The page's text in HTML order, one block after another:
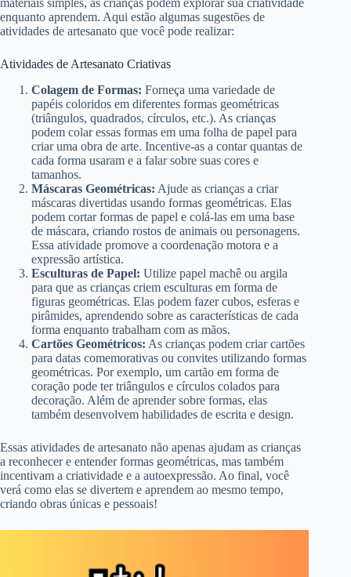
materiais simples, as crianças podem explorar sua criatividade
enquanto aprendem. Aqui estão algumas sugestões de
atividades de artesanato que você pode realizar:
Atividades de Artesanato Criativas
Colagem de Formas: Forneça uma variedade de
papéis coloridos em diferentes formas geométricas
(triângulos, quadrados, círculos, etc.). As crianças
podem colar essas formas em uma folha de papel para
criar uma obra de arte. Incentive-as a contar quantas de
cada forma usaram e a falar sobre suas cores e
tamanhos.
Máscaras Geométricas: Ajude as crianças a criar
máscaras divertidas usando formas geométricas. Elas
podem cortar formas de papel e colá-las em uma base
de máscara, criando rostos de animais ou personagens.
Essa atividade promove a coordenação motora e a
expressão artística.
Esculturas de Papel: Utilize papel machê ou argila
para que as crianças criem esculturas em forma de
figuras geométricas. Elas podem fazer cubos, esferas e
pirâmides, aprendendo sobre as características de cada
forma enquanto trabalham com as mãos.
Cartões Geométricos: As crianças podem criar cartões
para datas comemorativas ou convites utilizando formas
geométricas. Por exemplo, um cartão em forma de
coração pode ter triângulos e círculos colados para
decoração. Além de aprender sobre formas, elas
também desenvolvem habilidades de escrita e design.
Essas atividades de artesanato não apenas ajudam as crianças
a reconhecer e entender formas geométricas, mas também
incentivam a criatividade e a autoexpressão. Ao final, você
verá como elas se divertem e aprendem ao mesmo tempo,
criando obras únicas e pessoais!